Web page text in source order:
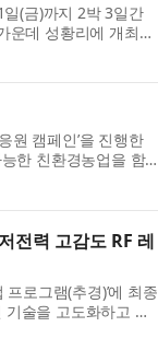
(금)까지 2박 3일간
운데 성황리에 개최됐
원 캠페인’을 진행한
한 친환경농업을 함
전력 고감도 RF 레
로그램(추경)’에 최종
술을 고도화하고 글